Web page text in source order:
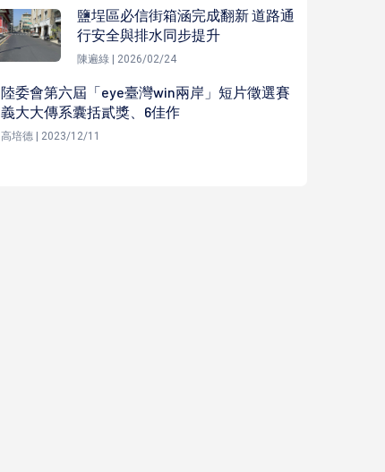
鹽埕區必信街箱涵完成翻新 道路通
行安全與排水同步提升
陳遍綠 | 2026/02/24
陸委會第六屆「eye臺灣win兩岸」短片徵選賽
義大大傳系囊括貳獎、6佳作
高培德 | 2023/12/11